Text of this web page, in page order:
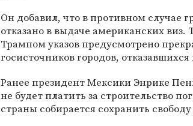
Он добавил, что в противном случае
отказано в выдаче американских
Трампом указов предусмотрено
госисточников городов,
Ранее президент Мексики Энрике
не будет платить за строительство
страны собирается сохранить